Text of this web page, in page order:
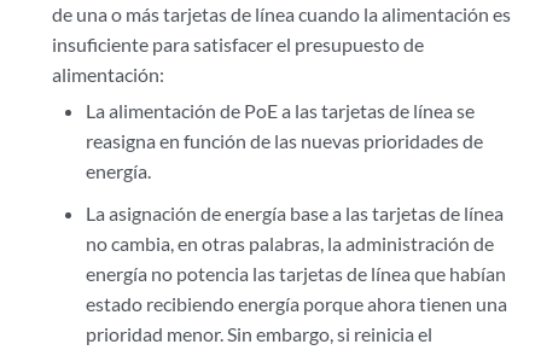
de una o más tarjetas de línea cuando la alimentación es
insuficiente para satisfacer el presupuesto de
alimentación:
La alimentación de PoE a las tarjetas de línea se
reasigna en función de las nuevas prioridades de
energía.
La asignación de energía base a las tarjetas de línea
no cambia, en otras palabras, la administración de
energía no potencia las tarjetas de línea que habían
estado recibiendo energía porque ahora tienen una
prioridad menor. Sin embargo, si reinicia el